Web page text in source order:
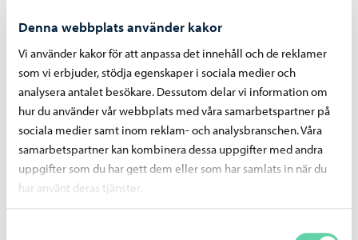
Denna webbplats använder kakor
Vi använder kakor för att anpassa det innehåll och de reklamer
som vi erbjuder, stödja egenskaper i sociala medier och
analysera antalet besökare. Dessutom delar vi information om
hur du använder vår webbplats med våra samarbetspartner på
sociala medier samt inom reklam- och analysbranschen. Våra
samarbetspartner kan kombinera dessa uppgifter med andra
uppgifter som du har gett dem eller som har samlats in när du
har använt deras tjänster.